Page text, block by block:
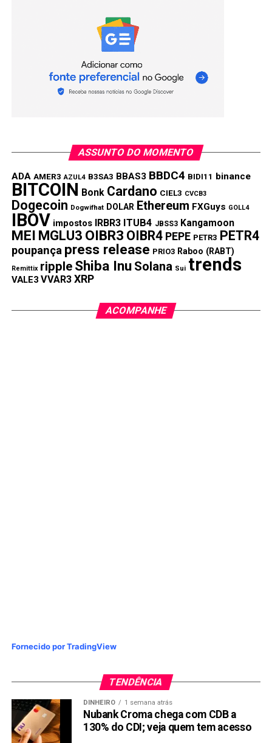
ASSUNTO DO MOMENTO
ADA AMER3 AZUL4 B3SA3 BBAS3 BBDC4 BIDI11 binance
BITCOIN Bonk Cardano CIEL3 CVCB3
Dogecoin Dogwifhat DOLAR Ethereum FXGuys GOLL4
IBOV impostos IRBR3 ITUB4 JBSS3 Kangamoon
MEI MGLU3 OIBR3 OIBR4 PEPE PETR3 PETR4
poupança press release PRIO3 Raboo (RABT)
Remittix ripple Shiba Inu Solana Sui trends
VALE3 VVAR3 XRP
ACOMPANHE
Fornecido por TradingView
TENDÊNCIA
DINHEIRO 1 semana atrás
Nubank Croma chega com CDB a
130% do CDI; veja quem tem acesso